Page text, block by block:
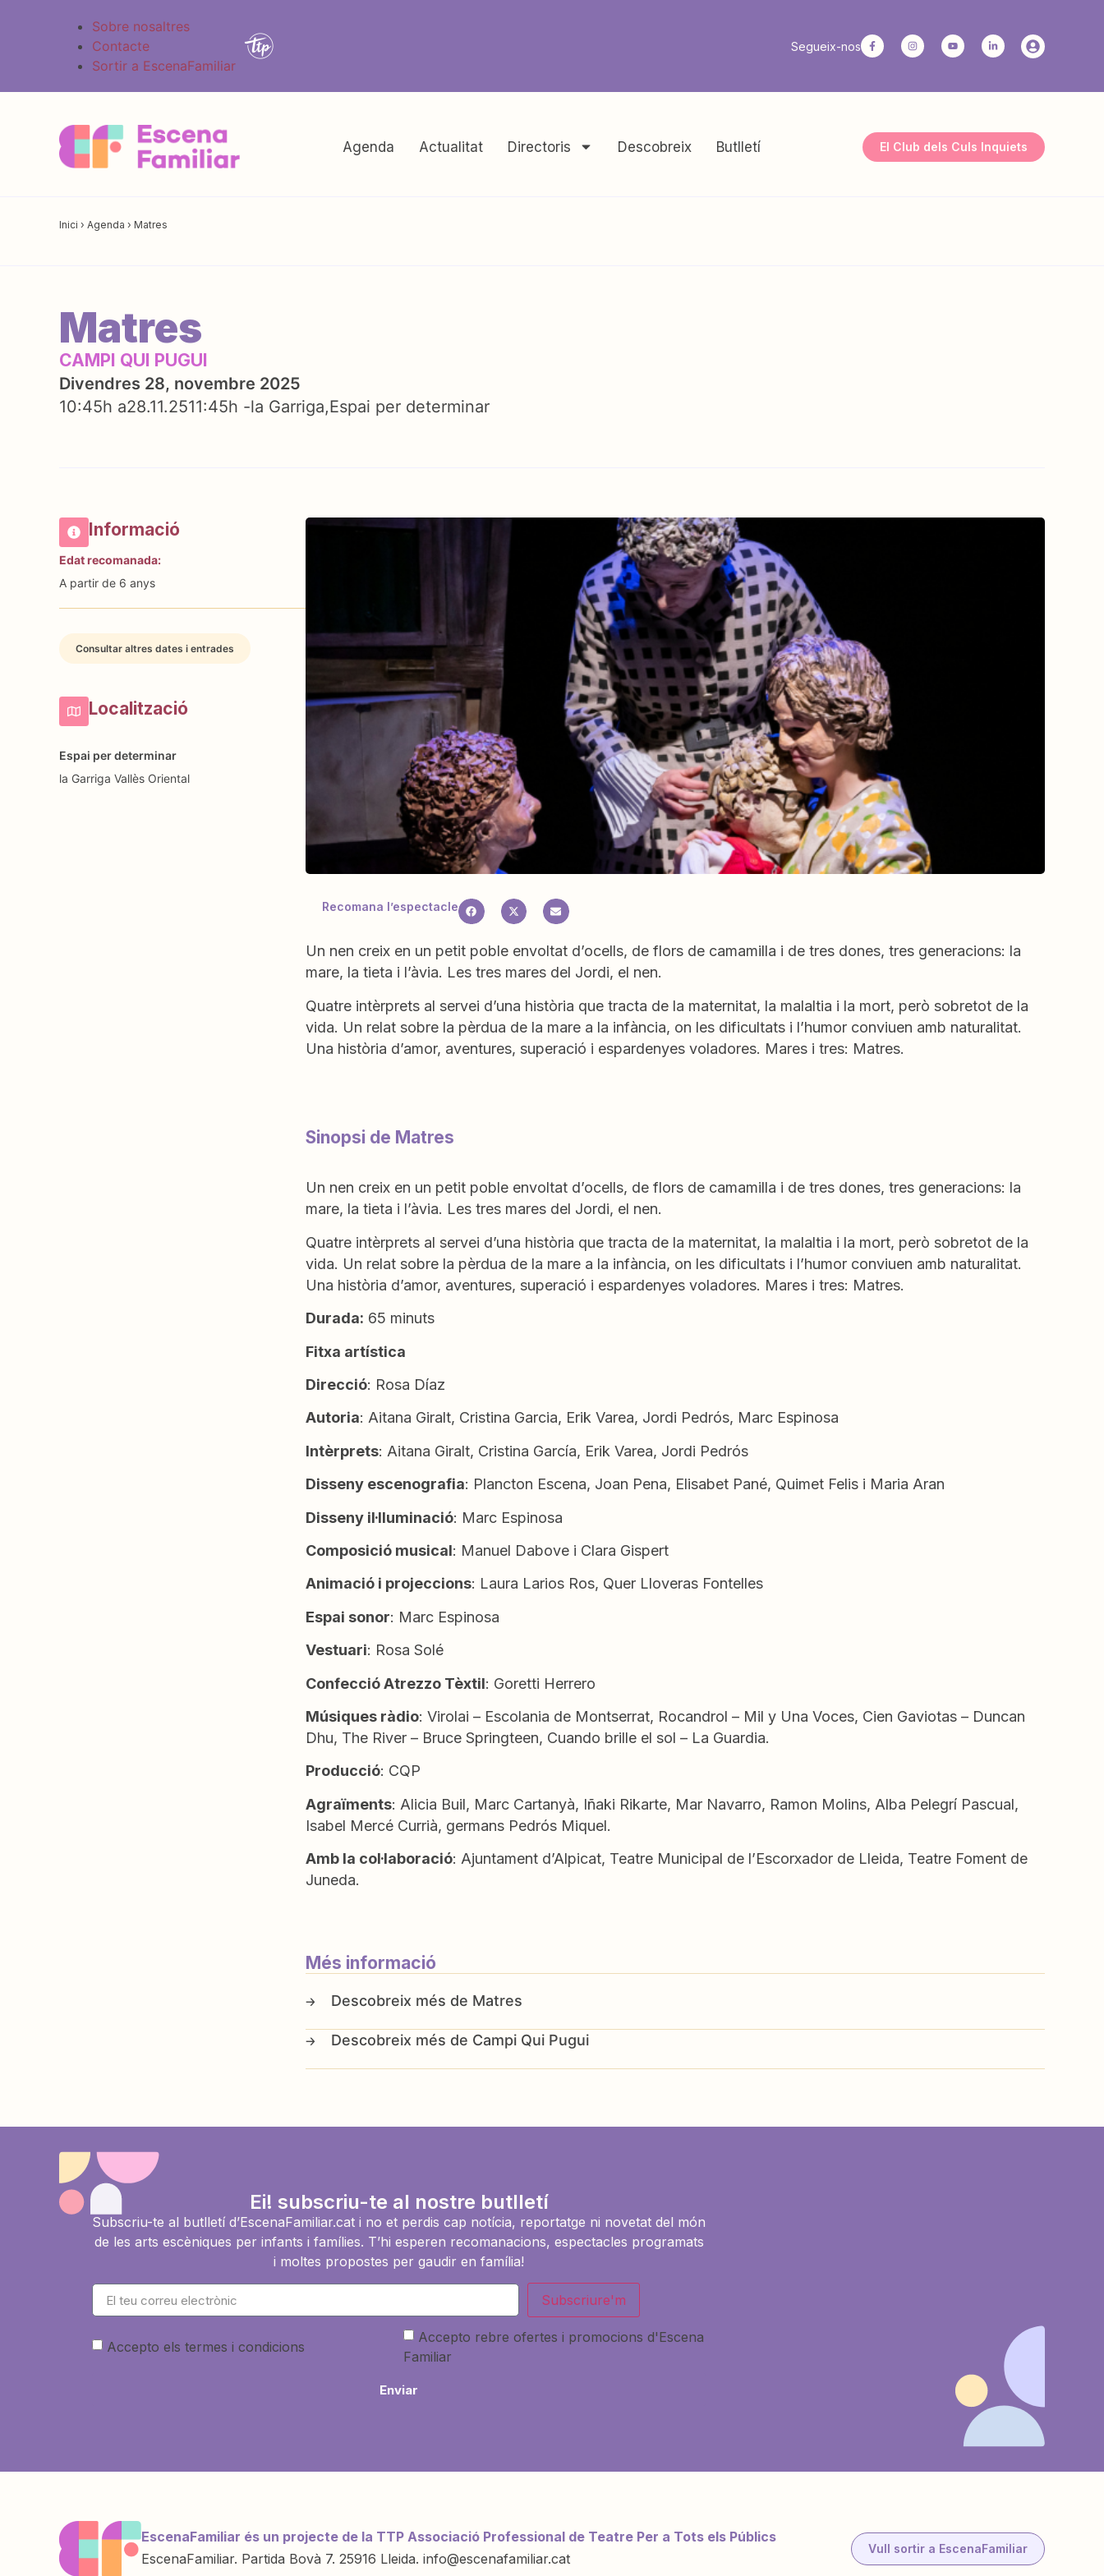
Sobre nosaltres
Contacte
Sortir a EscenaFamiliar
Segueix-nos
Agenda Actualitat Directoris Descobreix Butlletí El Club dels Culs Inquiets
Inici › Agenda › Matres
Matres
CAMPI QUI PUGUI
Divendres 28, novembre 2025
10:45h a28.11.2511:45h -la Garriga Espai per determinar
Informació
Edat recomanada:
A partir de 6 anys
Consultar altres dates i entrades
Localització
Espai per determinar
la Garriga Vallès Oriental
Recomana l’espectacle
Un nen creix en un petit poble envoltat d’ocells, de flors de camamilla i de tres dones, tres generacions: la
mare, la tieta i l’àvia. Les tres mares del Jordi, el nen.
Quatre intèrprets al servei d’una història que tracta de la maternitat, la malaltia i la mort, però sobretot de la
vida. Un relat sobre la pèrdua de la mare a la infància, on les dificultats i l’humor conviuen amb naturalitat.
Una història d’amor, aventures, superació i espardenyes voladores. Mares i tres: Matres.
Sinopsi de Matres
Un nen creix en un petit poble envoltat d’ocells, de flors de camamilla i de tres dones, tres generacions: la
mare, la tieta i l’àvia. Les tres mares del Jordi, el nen.
Quatre intèrprets al servei d’una història que tracta de la maternitat, la malaltia i la mort, però sobretot de la
vida. Un relat sobre la pèrdua de la mare a la infància, on les dificultats i l’humor conviuen amb naturalitat.
Una història d’amor, aventures, superació i espardenyes voladores. Mares i tres: Matres.
Durada: 65 minuts
Fitxa artística
Direcció: Rosa Díaz
Autoria: Aitana Giralt, Cristina Garcia, Erik Varea, Jordi Pedrós, Marc Espinosa
Intèrprets: Aitana Giralt, Cristina García, Erik Varea, Jordi Pedrós
Disseny escenografia: Plancton Escena, Joan Pena, Elisabet Pané, Quimet Felis i Maria Aran
Disseny il·lluminació: Marc Espinosa
Composició musical: Manuel Dabove i Clara Gispert
Animació i projeccions: Laura Larios Ros, Quer Lloveras Fontelles
Espai sonor: Marc Espinosa
Vestuari: Rosa Solé
Confecció Atrezzo Tèxtil: Goretti Herrero
Músiques ràdio: Virolai – Escolania de Montserrat, Rocandrol – Mil y Una Voces, Cien Gaviotas – Duncan
Dhu, The River – Bruce Springteen, Cuando brille el sol – La Guardia.
Producció: CQP
Agraïments: Alicia Buil, Marc Cartanyà, Iñaki Rikarte, Mar Navarro, Ramon Molins, Alba Pelegrí Pascual,
Isabel Mercé Currià, germans Pedrós Miquel.
Amb la col·laboració: Ajuntament d’Alpicat, Teatre Municipal de l’Escorxador de Lleida, Teatre Foment de
Juneda.
Més informació
Matres
Campi Qui Pugui
Ei! subscriu-te al nostre butlletí
Subscriu-te al butlletí d’EscenaFamiliar.cat i no et perdis cap notícia, reportatge ni novetat del món
de les arts escèniques per infants i famílies. T’hi esperen recomanacions, espectacles programats
i moltes propostes per gaudir en família!
Subscriure'm
Accepto els termes i condicions
Accepto rebre ofertes i promocions d'Escena
Familiar
Enviar
EscenaFamiliar és un projecte de la TTP Associació Professional de Teatre Per a Tots els Públics
EscenaFamiliar. Partida Bovà 7. 25916 Lleida. info@escenafamiliar.cat
Vull sortir a EscenaFamiliar